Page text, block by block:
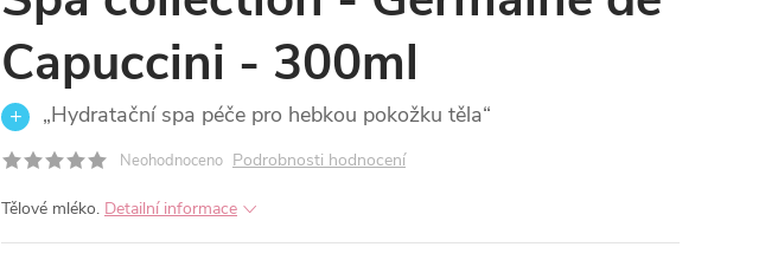
Capuccini - 300ml
„Hydratační spa péče pro hebkou pokožku těla“
Neohodnoceno Podrobnosti hodnocení
Tělové mléko. Detailní informace